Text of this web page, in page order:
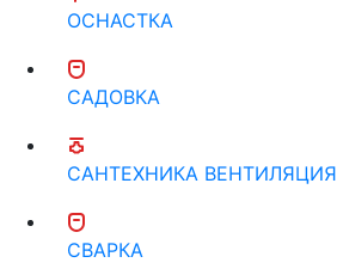
ОСНАСТКА
САДОВКА
САНТЕХНИКА ВЕНТИЛЯЦИЯ
СВАРКА